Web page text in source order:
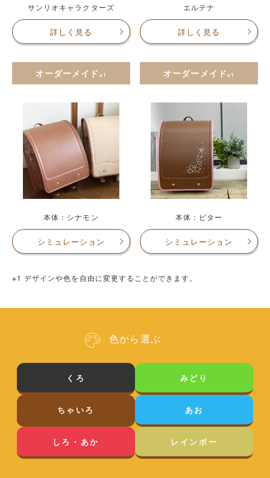
サンリオキャラクターズ
詳しく見る
エルテナ
詳しく見る
オーダーメイド ※1
本体：シナモン
シミュレーション
オーダーメイド※1
本体：ビター
シミュレーション
※1 デザインや色を自由に変更することができます。
色から選ぶ
くろ みどり
ちゃいろ あお
しろ・あか レインボー